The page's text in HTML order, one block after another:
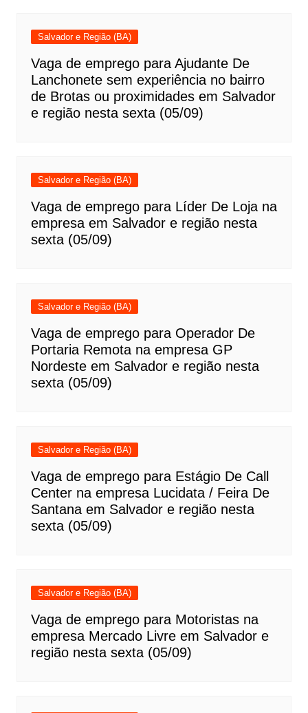
Salvador e Região (BA)
Vaga de emprego para Ajudante De
Lanchonete sem experiência no bairro
de Brotas ou proximidades em Salvador
e região nesta sexta (05/09)
Salvador e Região (BA)
Vaga de emprego para Líder De Loja na
empresa em Salvador e região nesta
sexta (05/09)
Salvador e Região (BA)
Vaga de emprego para Operador De
Portaria Remota na empresa GP
Nordeste em Salvador e região nesta
sexta (05/09)
Salvador e Região (BA)
Vaga de emprego para Estágio De Call
Center na empresa Lucidata / Feira De
Santana em Salvador e região nesta
sexta (05/09)
Salvador e Região (BA)
Vaga de emprego para Motoristas na
empresa Mercado Livre em Salvador e
região nesta sexta (05/09)